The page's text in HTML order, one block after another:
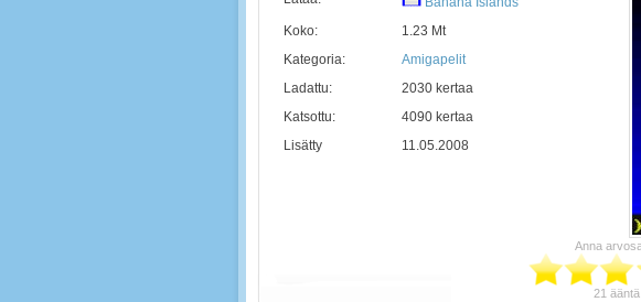
Koko:
1.23 Mt
Kategoria:
Amigapelit
Ladattu:
2030 kertaa
Katsottu:
4090 kertaa
Lisätty
11.05.2008
Anna
21 ääntä